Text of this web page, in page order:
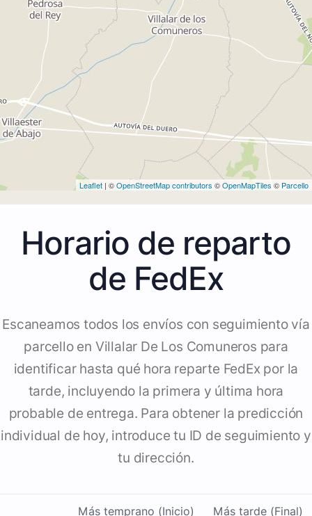
Leaflet | ©OpenStreetMap contributors ©OpenMapTiles © Parcello
Horario de reparto
de FedEx
Escaneamos todos los envíos con seguimiento vía
parcello en Villalar De Los Comuneros para
identificar hasta qué hora reparte FedEx por la
tarde, incluyendo la primera y última hora
probable de entrega. Para obtener la predicción
individual de hoy, introduce tu ID de seguimiento y
tu dirección.
Más temprano (Inicio) Más tarde (Final)